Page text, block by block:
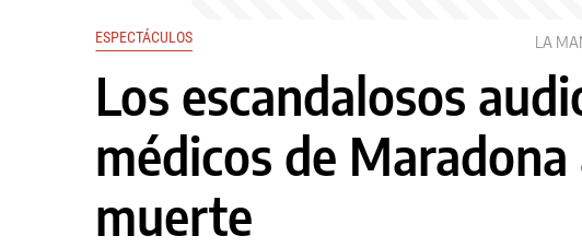
ESPECTÁCULOS LA
Los escandalosos
médicos de Maradona
muerte